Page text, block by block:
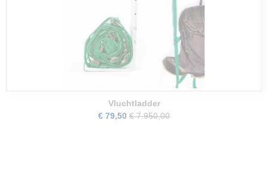
Vluchtladder
€ 79,50 € 7.950,00